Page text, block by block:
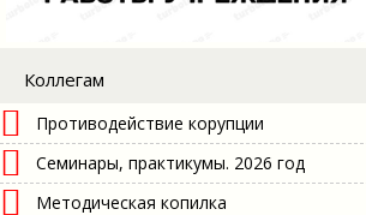
Коллегам
Противодействие корупции
Семинары, практикумы. 2026 год
Методическая копилка